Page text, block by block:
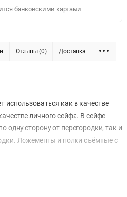
банковскими картами
Отзывы (0) Доставка
использоваться как в качестве
личного сейфа. В сейфе
одну сторону от перегородки, так и
Ложементы и полки съёмные с